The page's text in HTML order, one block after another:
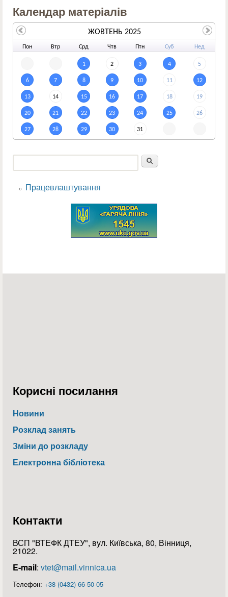
Календар матеріалів
Пон Втр Срд Чтв Птн Суб Нед
1 2 3 4 5
6 7 8 9 10 11 12
13 14 15 16 17 18 19
20 21 22 23 24 25 26
27 28 29 30 31
ЖОВТЕНЬ 2025
Пошукова форма
Працевлаштування
Корисні посилання
Новини
Розклад занять
Зміни до розкладу
Електронна бібліотека
Контакти
ВСП "ВТЕФК ДТЕУ", вул. Київська, 80, Вінниця,
21022.
E-mail: vtet@mail.vinnica.ua
Телефон: +38 (0432) 66-50-05